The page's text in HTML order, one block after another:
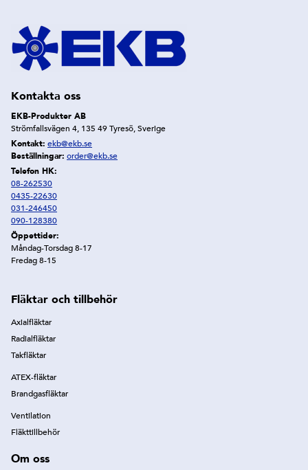
Kontakta oss
EKB-Produkter AB
Strömfallsvägen 4, 135 49 Tyresö, Sverige
Kontakt: ekb@ekb.se
Beställningar: order@ekb.se
Telefon HK:
08-262530
0435-22630
031-246450
090-128380
Öppettider:
Måndag-Torsdag 8-17
Fredag 8-15
Fläktar och tillbehör
Axialfläktar
Radialfläktar
Takfläktar
ATEX-fläktar
Brandgasfläktar
Ventilation
Fläkttillbehör
Om oss